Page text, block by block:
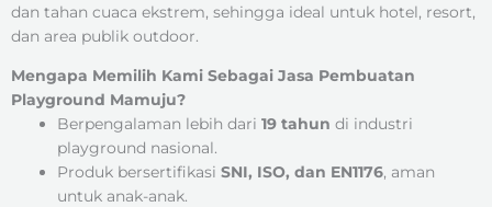
dan tahan cuaca ekstrem, sehingga ideal untuk hotel, resort,
dan area publik outdoor.
Mengapa Memilih Kami Sebagai Jasa Pembuatan
Playground Mamuju?
Berpengalaman lebih dari 19 tahun di industri
playground nasional.
Produk bersertifikasi SNI, ISO, dan EN1176, aman
untuk anak-anak.